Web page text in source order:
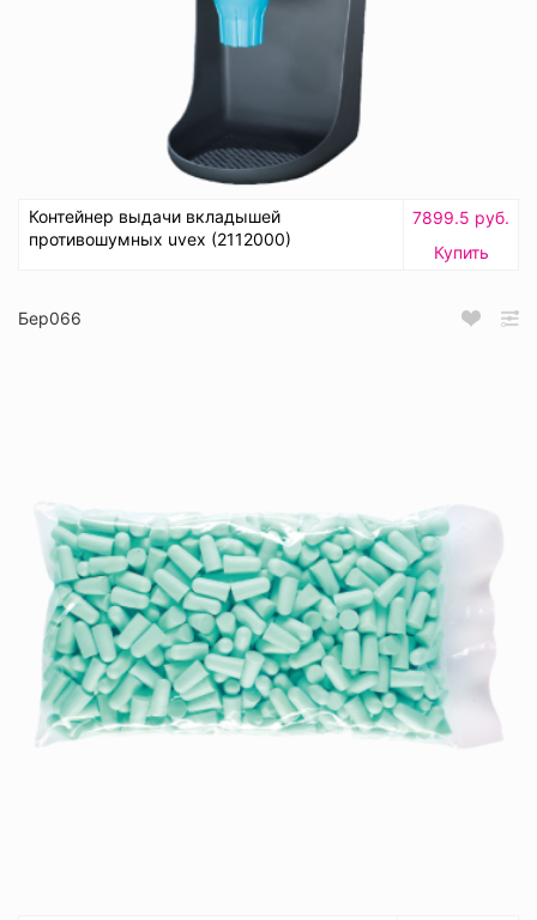
Контейнер выдачи вкладышей
противошумных uvex (2112000)
7899.5 руб.
Купить
Бер066